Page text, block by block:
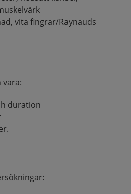
vita fingrar/Raynauds
vara:
duration